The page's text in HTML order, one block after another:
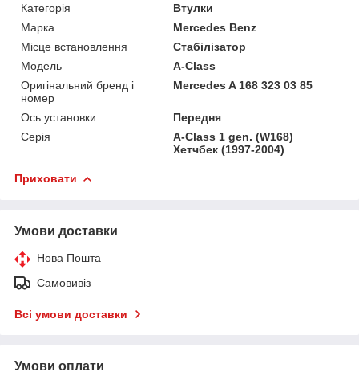
Категорія
Втулки
Марка
Mercedes Benz
Місце встановлення
Стабілізатор
Мoдель
A-Class
Оригінальний бренд і
номер
Mercedes A 168 323 03 85
Ось установки
Передня
Серія
A-Class 1 gen. (W168)
Хетчбек (1997-2004)
Приховати
Умови доставки
Нова Пошта
Самовивіз
Всі умови доставки
Умови оплати